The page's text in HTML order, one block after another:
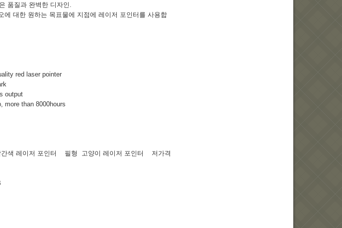
품질과 완벽한 디자인.
에 대한 원하는 목표물에 지점에 레이저 포인터를 사용합
red laser pointer
output
more than 8000hours
간색 레이저 포인터 필형 고양이 레이저 포인터 저가격